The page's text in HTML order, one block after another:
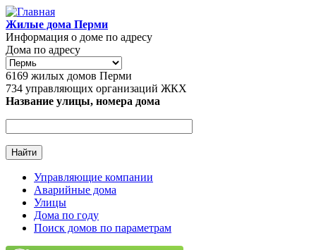
Перейти к основному содержанию
Жилые дома Перми
Информация о доме по адресу
Дома по адресу
6169 жилых домов Перми
734 управляющих организаций ЖКХ
Название улицы, номера дома
Главное меню
Управляющие компании
Аварийные дома
Улицы
Дома по году
Поиск домов по параметрам